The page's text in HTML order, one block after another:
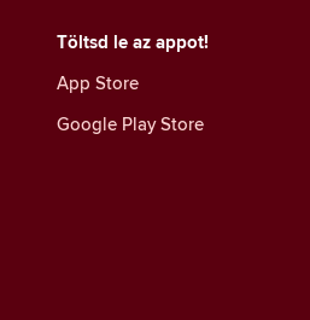
Töltsd le az appot!
App Store
Google Play Store